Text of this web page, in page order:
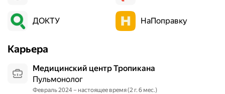
ДОКТУ НаПоправку
Карьера
Медицинский центр Тропикана
Пульмонолог
Февраль 2024 – настоящее время (2 г. 6 мес.)